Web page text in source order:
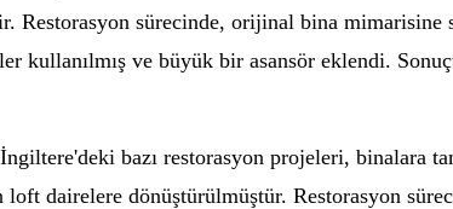
Restorasyon sürecinde, orijinal bina mimarisine
kullanılmış ve büyük bir asansör eklendi.
İngiltere'deki bazı restorasyon projeleri, binalara
loft dairelere dönüştürülmüştür. Restorasyon